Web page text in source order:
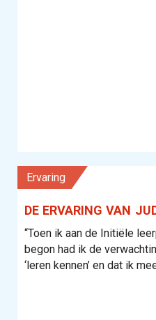
Ervaring
DE ERVARING VAN
“Toen ik aan de Initiële
begon had ik de
‘leren kennen’ en dat ik